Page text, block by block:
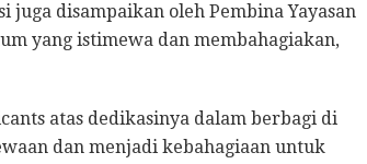
disampaikan oleh Pembina Yayasan
yang istimewa dan membahagiakan,
atas dedikasinya dalam berbagi di
dan menjadi kebahagiaan untuk